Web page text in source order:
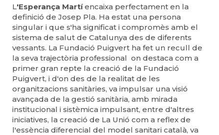
L'Esperança Martíencaixa perfectament en la
definició de Josep Pla. Ha estat una persona
singular i que s'ha significat i compromès amb el
sistema de salut de Catalunya des de diferents
vessants. La Fundació Puigvert ha fet un recull de
la seva trajectòria professional on destaca com a
primer gran repte la creació de la Fundació
Puigvert, i d'on des de la realitat de les
organitzacions sanitàries, va impulsar una visió
avançada de la gestió sanitària, amb mirada
institucional i sistèmica impulsant, entre d'altres
iniciatives, la creació de La Unió com a reflex de
l'essència diferencial del model sanitari català, va